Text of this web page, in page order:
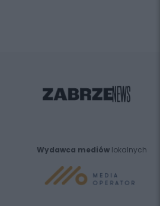
Wydawca mediów lokalnych